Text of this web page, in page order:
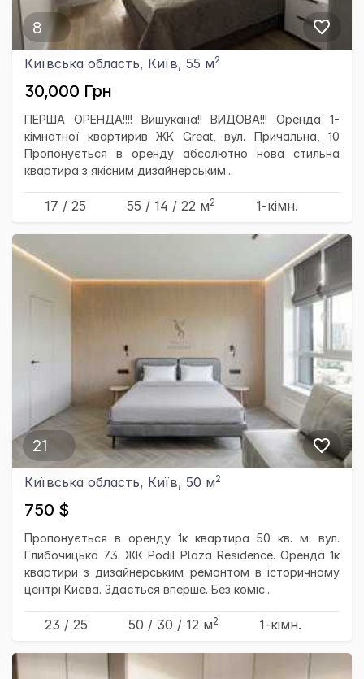
8
Київська область, Київ, 55 м2
30,000 Грн
ПЕРША ОРЕНДА!!!! Вишукана!! ВИДОВА!!! Оренда 1-
кімнатної квартирив ЖК Great, вул. Причальна, 10
Пропонується в оренду абсолютно нова стильна
квартира з якісним дизайнерським...
17 / 25 55 / 14 / 22 м2 1-кімн.
21
Київська область, Київ, 50 м2
750 $
Пропонується в оренду 1к квартира 50 кв. м. вул.
Глибочицька 73. ЖК Podil Plaza Residence. Оренда 1к
квартири з дизайнерським ремонтом в історичному
центрі Києва. Здається вперше. Без коміс...
23 / 25 50 / 30 / 12 м2 1-кімн.